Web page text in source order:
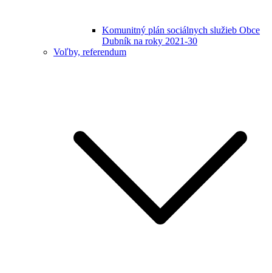
Komunitný plán sociálnych služieb Obce
Dubník na roky 2021-30
Voľby, referendum